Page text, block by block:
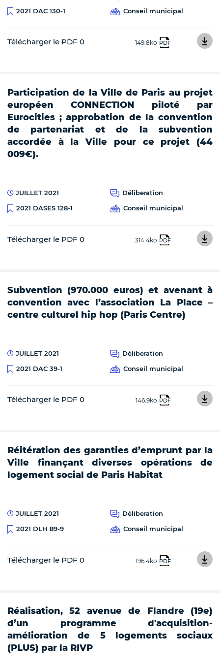
2021 DAC 130-1
Conseil municipal
Télécharger le PDF 0 149.8ko PDF
Participation de la Ville de Paris au projet
européen CONNECTION piloté par
Eurocities ; approbation de la convention
de partenariat et de la subvention
accordée à la Ville pour ce projet (44
009€).
JUILLET 2021
Déliberation
2021 DASES 128-1
Conseil municipal
Télécharger le PDF 0 314.4ko PDF
Subvention (970.000 euros) et avenant à
convention avec l’association La Place –
centre culturel hip hop (Paris Centre)
JUILLET 2021
Déliberation
2021 DAC 39-1
Conseil municipal
Télécharger le PDF 0 146.9ko PDF
Réitération des garanties d’emprunt par la
Ville finançant diverses opérations de
logement social de Paris Habitat
JUILLET 2021
Déliberation
2021 DLH 89-9
Conseil municipal
Télécharger le PDF 0 196.4ko PDF
Réalisation, 52 avenue de Flandre (19e)
d’un programme d'acquisition-
amélioration de 5 logements sociaux
(PLUS) par la RIVP